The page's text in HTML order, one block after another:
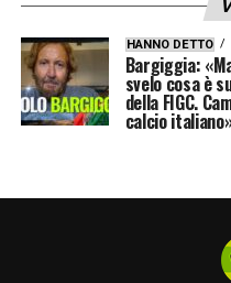
HANNO DETTO
Bargiggia:
svelo cosa è
della FIGC.
calcio italiano»